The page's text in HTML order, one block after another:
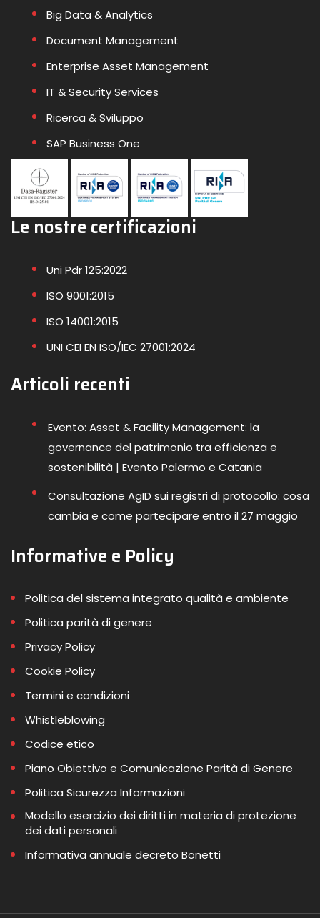
Big Data & Analytics
Document Management
Enterprise Asset Management
IT & Security Services
Ricerca & Sviluppo
SAP Business One
Le nostre certificazioni
Uni Pdr 125:2022
ISO 9001:2015
ISO 14001:2015
UNI CEI EN ISO/IEC 27001:2024
Articoli recenti
Evento: Asset & Facility Management: la
governance del patrimonio tra efficienza e
sostenibilità | Evento Palermo e Catania
Consultazione AgID sui registri di protocollo: cosa
cambia e come partecipare entro il 27 maggio
Informative e Policy
Politica del sistema integrato qualità e ambiente
Politica parità di genere
Privacy Policy
Cookie Policy
Termini e condizioni
Whistleblowing
Codice etico
Piano Obiettivo e Comunicazione Parità di Genere
Politica Sicurezza Informazioni
Modello esercizio dei diritti in materia di protezione
dei dati personali
Informativa annuale decreto Bonetti